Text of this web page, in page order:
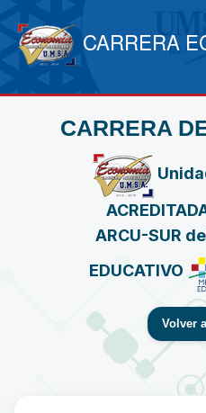
CARRERA
CARRERA
ARCU-SUR
EDUCATIVO
Volver